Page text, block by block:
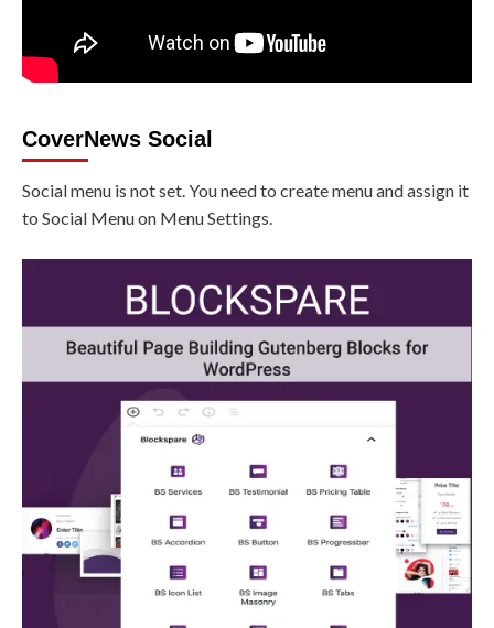
CoverNews Social
Social menu is not set. You need to create menu and assign it
to Social Menu on Menu Settings.